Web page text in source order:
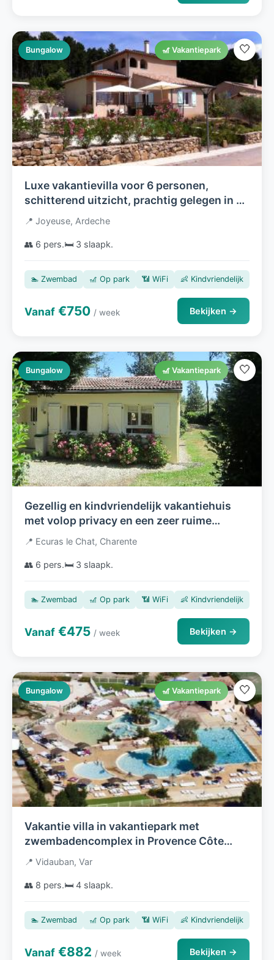
Bungalow 🎢 Vakantiepark 🤍
Luxe vakantievilla voor 6 personen,
schitterend uitzicht, prachtig gelegen in de
Ardeche
📍 Joyeuse, Ardeche
👥 6 pers.🛏️ 3 slaapk.
🏊 Zwembad 🎢 Op park 📶 WiFi 👶 Kindvriendelijk
Vanaf €750 / week Bekijken →
Bungalow 🎢 Vakantiepark 🤍
Gezellig en kindvriendelijk vakantiehuis
met volop privacy en een zeer ruime
zonnige tuin op vakantiepark 'Village Le
📍 Ecuras le Chat, Charente
👥 6 pers.🛏️ 3 slaapk.
🏊 Zwembad 🎢 Op park 📶 WiFi 👶 Kindvriendelijk
Vanaf €475 / week Bekijken →
Bungalow 🎢 Vakantiepark 🤍
Vakantie villa in vakantiepark met
zwembadencomplex in Provence Côte
d'Azur Zuid Frankrijk
📍 Vidauban, Var
👥 8 pers.🛏️ 4 slaapk.
🏊 Zwembad 🎢 Op park 📶 WiFi 👶 Kindvriendelijk
Vanaf €882 / week Bekijken →